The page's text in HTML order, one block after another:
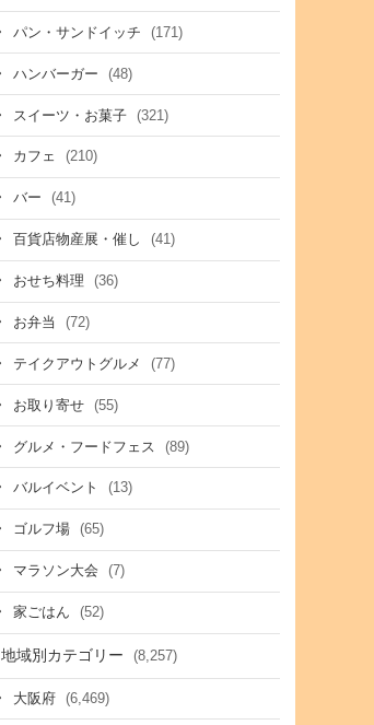
パン・サンドイッチ (171)
ハンバーガー (48)
スイーツ・お菓子 (321)
カフェ (210)
バー (41)
百貨店物産展・催し (41)
おせち料理 (36)
お弁当 (72)
テイクアウトグルメ (77)
お取り寄せ (55)
グルメ・フードフェス (89)
バルイベント (13)
ゴルフ場 (65)
マラソン大会 (7)
家ごはん (52)
地域別カテゴリー (8,257)
大阪府 (6,469)